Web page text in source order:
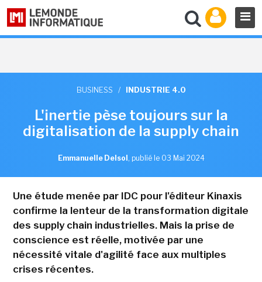
BUSINESS / INDUSTRIE 4.0
L'inertie pèse toujours sur la
digitalisation de la supply chain
Emmanuelle Delsol , publié le 03 Mai 2024
Une étude menée par IDC pour l'éditeur Kinaxis
confirme la lenteur de la transformation digitale
des supply chain industrielles. Mais la prise de
conscience est réelle, motivée par une
nécessité vitale d'agilité face aux multiples
crises récentes.